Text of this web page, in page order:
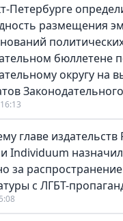
Петербурге
размещения
бюллетене
округу на
16:13
главе издательств
Individuum
за распространение
с ЛГБТ-